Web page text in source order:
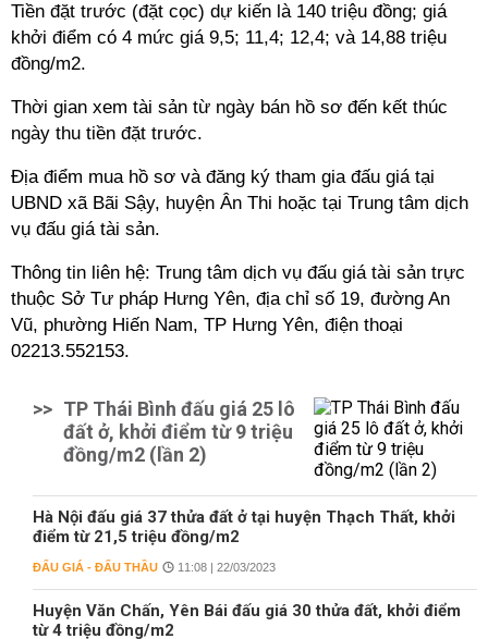
Tiền đặt trước (đặt cọc) dự kiến là 140 triệu đồng; giá
khởi điểm có 4 mức giá 9,5; 11,4; 12,4; và 14,88 triệu
đồng/m2.
Thời gian xem tài sản từ ngày bán hồ sơ đến kết thúc
ngày thu tiền đặt trước.
Địa điểm mua hồ sơ và đăng ký tham gia đấu giá tại
UBND xã Bãi Sậy, huyện Ân Thi hoặc tại Trung tâm dịch
vụ đấu giá tài sản.
Thông tin liên hệ: Trung tâm dịch vụ đấu giá tài sản trực
thuộc Sở Tư pháp Hưng Yên, địa chỉ số 19, đường An
Vũ, phường Hiến Nam, TP Hưng Yên, điện thoại
02213.552153.
>> TP Thái Bình đấu giá 25 lô
đất ở, khởi điểm từ 9 triệu
đồng/m2 (lần 2)
Hà Nội đấu giá 37 thửa đất ở tại huyện Thạch Thất, khởi
điểm từ 21,5 triệu đồng/m2
ĐẤU GIÁ - ĐẤU THẦU 11:08 | 22/03/2023
Huyện Văn Chấn, Yên Bái đấu giá 30 thửa đất, khởi điểm
từ 4 triệu đồng/m2